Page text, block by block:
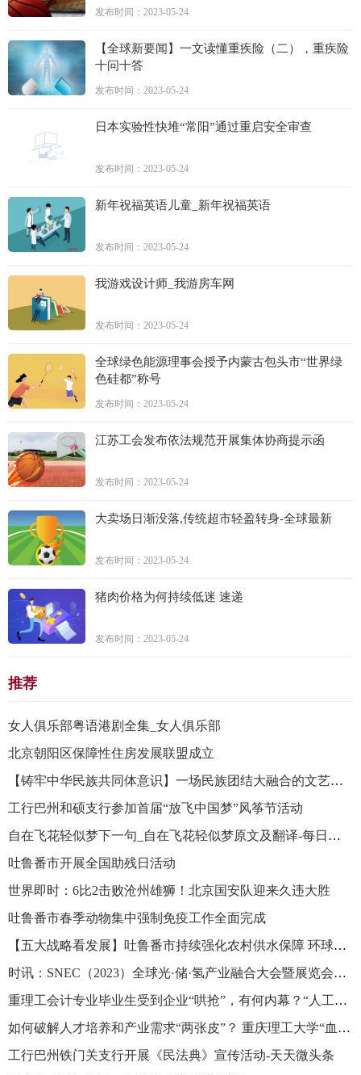
发布时间：2023-05-24
【全球新要闻】一文读懂重疾险（二），重疾险
十问十答
发布时间：2023-05-24
日本实验性快堆“常阳”通过重启安全审查
发布时间：2023-05-24
新年祝福英语儿童_新年祝福英语
发布时间：2023-05-24
我游戏设计师_我游房车网
发布时间：2023-05-24
全球绿色能源理事会授予内蒙古包头市“世界绿
色硅都”称号
发布时间：2023-05-24
江苏工会发布依法规范开展集体协商提示函
发布时间：2023-05-24
大卖场日渐没落,传统超市轻盈转身-全球最新
发布时间：2023-05-24
猪肉价格为何持续低迷 速递
发布时间：2023-05-24
推荐
女人俱乐部粤语港剧全集_女人俱乐部
北京朝阳区保障性住房发展联盟成立
【铸牢中华民族共同体意识】一场民族团结大融合的文艺盛宴
工行巴州和硕支行参加首届“放飞中国梦”风筝节活动
自在飞花轻似梦下一句_自在飞花轻似梦原文及翻译-每日观察
吐鲁番市开展全国助残日活动
世界即时：6比2击败沧州雄狮！北京国安队迎来久违大胜
吐鲁番市春季动物集中强制免疫工作全面完成
【五大战略看发展】吐鲁番市持续强化农村供水保障 环球时快讯
时讯：SNEC（2023）全球光·储·氢产业融合大会暨展览会在上海举行
重理工会计专业毕业生受到企业“哄抢”，有何内幕？“人工智能+”培养模式值得一提！_环球快资讯
如何破解人才培养和产业需求“两张皮”？ 重庆理工大学“血缘式”现代产业学院交出 “硬核”答卷-全球球精选
工行巴州铁门关支行开展《民法典》宣传活动-天天微头条